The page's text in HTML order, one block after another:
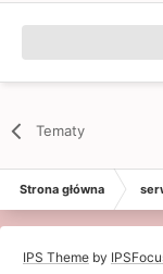
Tematy
Strona główna
IPS Theme by